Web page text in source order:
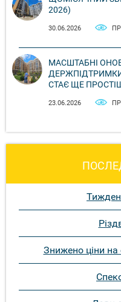
2026)
30.06.2026
МАСШТАБНІ
СТАЄ ЩЕ
23.06.2026
Знижено ціни на